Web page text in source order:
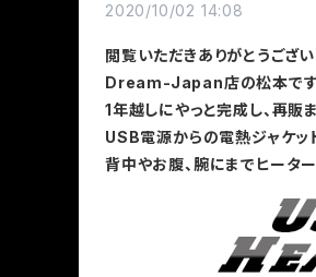
2020/10/02 14:08
閲覧いただきありがとうござい
Dream-Japan店の松本です
1年越しにやっと完成し、再
USB電源からの電熱ジャケッ
背中やお腹、腕にまでヒータ